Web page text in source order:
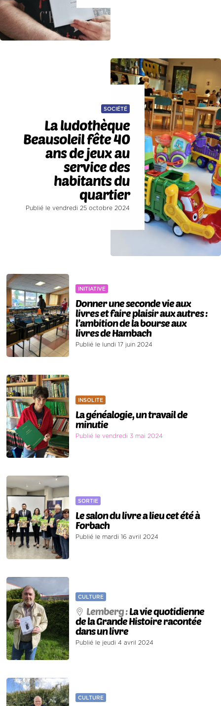
SOCIÉTÉ
La ludothèque
Beausoleil fête 40
ans de jeux au
service des
habitants du
quartier
Publié le vendredi 25 octobre 2024
INITIATIVE
Donner une seconde vie aux
livres et faire plaisir aux autres :
l’ambition de la bourse aux
livres de Hambach
Publié le lundi 17 juin 2024
INSOLITE
La généalogie, un travail de
minutie
Publié le vendredi 3 mai 2024
SORTIE
Le salon du livre a lieu cet été à
Forbach
Publié le mardi 16 avril 2024
CULTURE
Lemberg :La vie quotidienne
de la Grande Histoire racontée
dans un livre
Publié le jeudi 4 avril 2024
CULTURE